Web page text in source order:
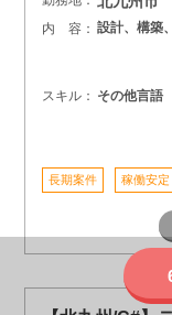
内 容： 設計、構築
スキル： その他言語
長期案件 稼働安定